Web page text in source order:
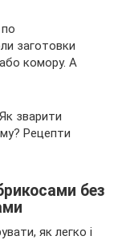
заготовки
комору. А
без
як легко і